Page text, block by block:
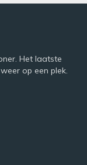
Het laatste
op een plek.